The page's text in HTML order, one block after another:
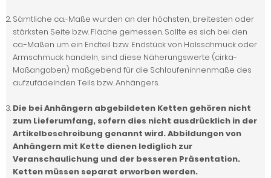
Sämtliche ca.-Maße wurden an der höchsten, breitesten oder
stärksten Seite bzw. Fläche gemessen. Sollte es sich bei den
ca.-Maßen um ein Endteil bzw. Endstück von Halsschmuck oder
Armschmuck handeln, sind diese Näherungswerte (cirka-
Maßangaben) maßgebend für die Schlaufeninnenmaße des
aufzufädelnden Teils bzw. Anhängers.
Die bei Anhängern abgebildeten Ketten gehören nicht
zum Lieferumfang, sofern dies nicht ausdrücklich in der
Artikelbeschreibung genannt wird. Abbildungen von
Anhängern mit Kette dienen lediglich zur
Veranschaulichung und der besseren Präsentation.
Ketten müssen separat erworben werden.